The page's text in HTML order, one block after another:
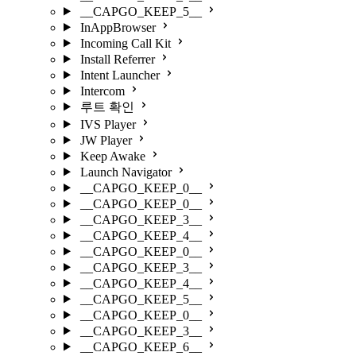
__CAPGO_KEEP_5__
InAppBrowser
Incoming Call Kit
Install Referrer
Intent Launcher
Intercom
루트 확인
IVS Player
JW Player
Keep Awake
Launch Navigator
__CAPGO_KEEP_0__
__CAPGO_KEEP_0__
__CAPGO_KEEP_3__
__CAPGO_KEEP_4__
__CAPGO_KEEP_0__
__CAPGO_KEEP_3__
__CAPGO_KEEP_4__
__CAPGO_KEEP_5__
__CAPGO_KEEP_0__
__CAPGO_KEEP_3__
__CAPGO_KEEP_6__